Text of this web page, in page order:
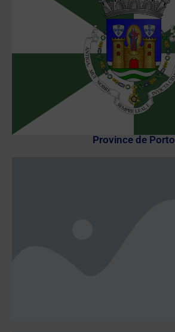
Province de Porto